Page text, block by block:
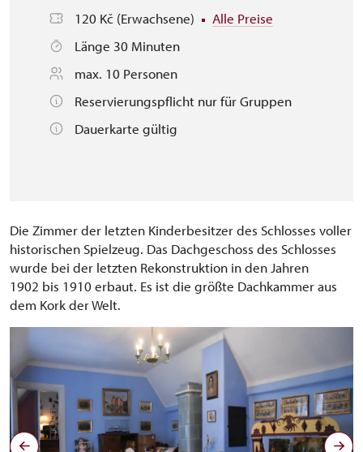
120 Kč (Erwachsene)
Alle Preise
Länge 30 Minuten
max. 10 Personen
Reservierungspflicht nur für Gruppen
Dauerkarte gültig
Die Zimmer der letzten Kinderbesitzer des Schlosses voller
historischen Spielzeug. Das Dachgeschoss des Schlosses
wurde bei der letzten Rekonstruktion in den Jahren
1902 bis 1910 erbaut. Es ist die größte Dachkammer aus
dem Kork der Welt.